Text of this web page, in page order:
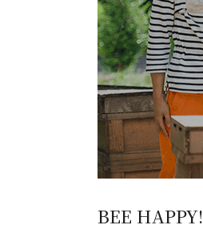
BEE HAPPY!